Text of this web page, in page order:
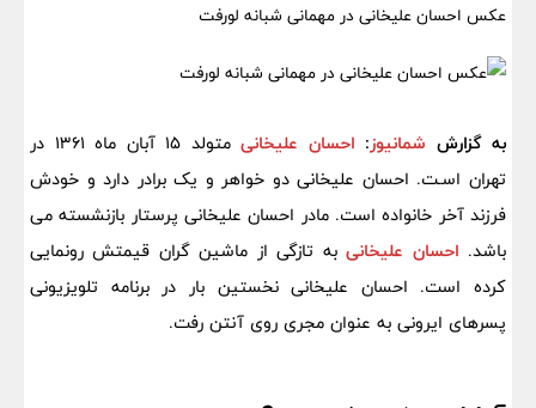
عکس احسان علیخانی در مهمانی شبانه لورفت
به گزارش شمانیوز: احسان علیخانی
متولد 15 آبان ماه 1361 در
تهران اسـت. احسان علیخانی دو خواهر و یک برادر دارد و خودش
فرزند آخر خانواده است. مادر احسان علیخانی پرستار بازنشسته می
باشد. احسان علیخانیبه تازگی از ماشین گران قیمتش رونمایی
کرده است. احسان علیخانی نخستین بار در برنامه تلویزیونی
پسرهای ایرونی به عنوان مجری روی آنتن رفت.